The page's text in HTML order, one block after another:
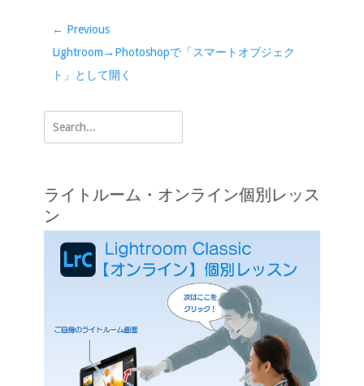
b
o
o
k
er
dI Li
k
e
投
稿
ナ
ゲ
ー
ン
← Previous
Previous
post:
Lightroom→Photoshopで「スマートオブジェク
ト」として開く
Search
for:
ライトルーム・オンライン個別レッス
ン